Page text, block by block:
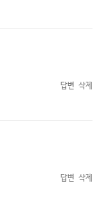
답변 삭제
답변 삭제